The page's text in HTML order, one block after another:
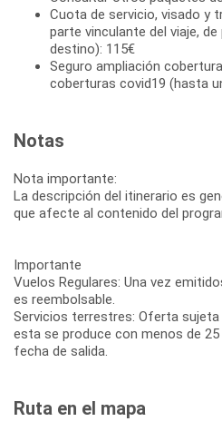
Cuota de servicio, visado y
parte vinculante del viaje, de
destino): 115€
Seguro ampliación
coberturas covid19 (hasta
Notas
Nota importante:
La descripción del itinerario es
que afecte al contenido del
Importante
Vuelos Regulares: Una vez
es reembolsable.
Servicios terrestres: Oferta
esta se produce con menos de
fecha de salida.
Ruta en el mapa